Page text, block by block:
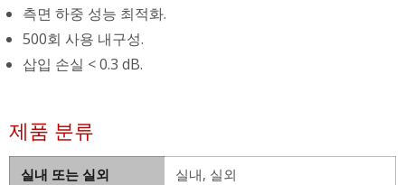
측면 하중 성능 최적화.
500회 사용 내구성.
삽입 손실 < 0.3 dB.
제품 분류
실내 또는 실외
실내, 실외